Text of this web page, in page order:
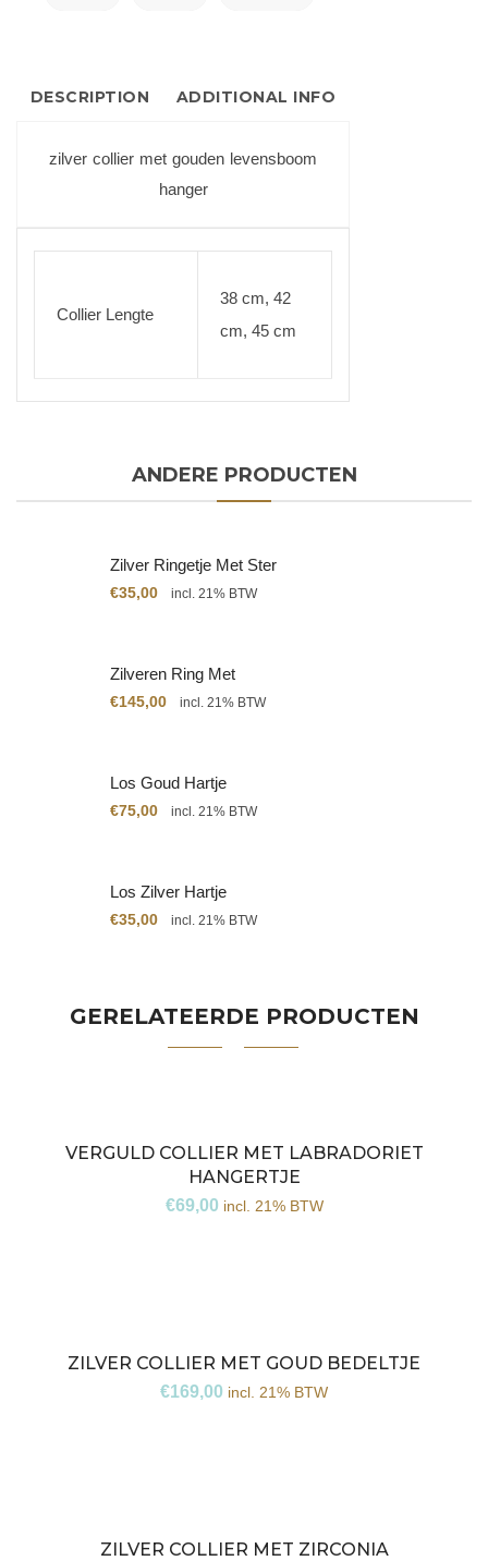
DESCRIPTION ADDITIONAL INFO
zilver collier met gouden levensboom
hanger
Collier Lengte
38 cm, 42
cm, 45 cm
ANDERE PRODUCTEN
Zilver Ringetje Met Ster
€35,00 incl. 21% BTW
Zilveren Ring Met
Citrien
€145,00 incl. 21% BTW
Los Goud Hartje
€75,00 incl. 21% BTW
Los Zilver Hartje
€35,00 incl. 21% BTW
GERELATEERDE PRODUCTEN
VERGULD COLLIER MET LABRADORIET
HANGERTJE
€69,00 incl. 21% BTW
ZILVER COLLIER MET GOUD BEDELTJE
€169,00 incl. 21% BTW
ZILVER COLLIER MET ZIRCONIA